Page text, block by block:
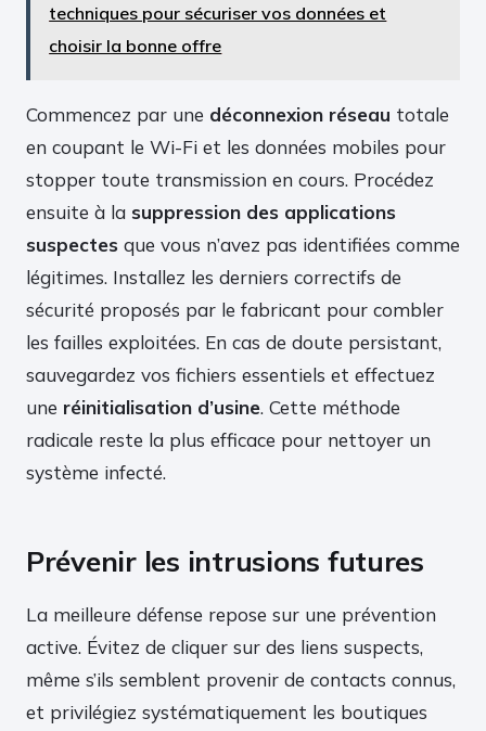
techniques pour sécuriser vos données et
choisir la bonne offre
Commencez par une déconnexion réseau totale
en coupant le Wi-Fi et les données mobiles pour
stopper toute transmission en cours. Procédez
ensuite à la suppression des applications
suspectes que vous n’avez pas identifiées comme
légitimes. Installez les derniers correctifs de
sécurité proposés par le fabricant pour combler
les failles exploitées. En cas de doute persistant,
sauvegardez vos fichiers essentiels et effectuez
une réinitialisation d’usine. Cette méthode
radicale reste la plus efficace pour nettoyer un
système infecté.
Prévenir les intrusions futures
La meilleure défense repose sur une prévention
active. Évitez de cliquer sur des liens suspects,
même s’ils semblent provenir de contacts connus,
et privilégiez systématiquement les boutiques